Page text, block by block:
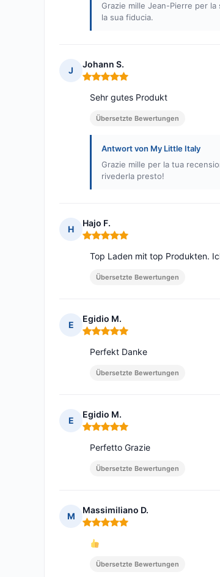
Grazie mille Jean-Pierre per
la sua fiducia.
J
Johann S.
Hinweis: 5 von 5
Sehr gutes Produkt
Übersetzte Bewertungen
Antwort von My Little Italy
Grazie mille per la tua
rivederla presto!
H
Hajo F.
Hinweis: 5 von 5
Top Laden mit top Produkten.
Übersetzte Bewertungen
E
Egidio M.
Hinweis: 5 von 5
Perfekt Danke
Übersetzte Bewertungen
E
Egidio M.
Hinweis: 5 von 5
Perfetto Grazie
Übersetzte Bewertungen
M
Massimiliano D.
Hinweis: 5 von 5
Übersetzte Bewertungen